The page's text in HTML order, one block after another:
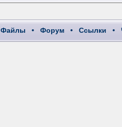
Файлы • Форум • Ссылки •